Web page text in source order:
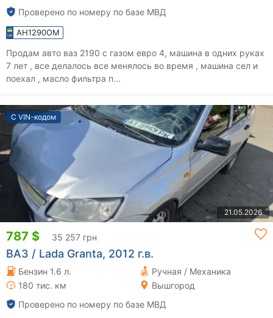
Проверено по номеру по базе МВД
AH1290OM
Продам авто ваз 2190 с газом евро 4, машина в одних руках
7 лет , все делалось все менялось во время , машина сел и
поехал , масло фильтра п...
С VIN-кодом
21.05.2026
787 $ 35 257 грн
ВАЗ / Lada Granta, 2012 г.в.
Бензин 1.6 л.
Ручная / Механика
180 тис. км
Вышгород
Проверено по номеру по базе МВД